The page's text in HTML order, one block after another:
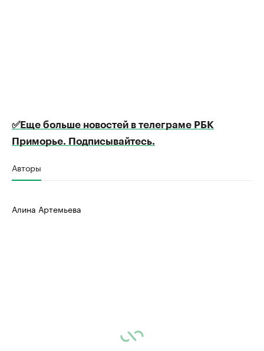
✅Еще больше новостей в телеграме РБК
Приморье. Подписывайтесь.
Авторы
Алина Артемьева